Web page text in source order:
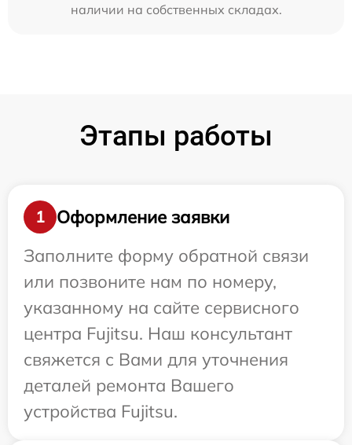
наличии на собственных складах.
Этапы работы
1
Оформление заявки
Заполните форму обратной связи
или позвоните нам по номеру,
указанному на сайте сервисного
центра Fujitsu. Наш консультант
свяжется с Вами для уточнения
деталей ремонта Вашего
устройства Fujitsu.